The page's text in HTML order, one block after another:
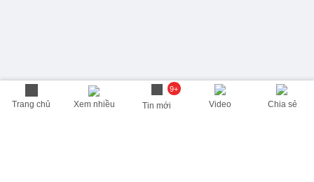
Trang chủ Xem nhiều
9+
Tin mới Video Chia sẻ